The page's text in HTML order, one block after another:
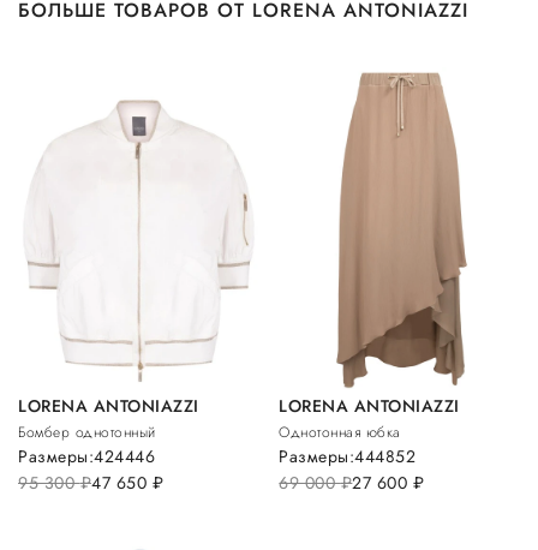
БОЛЬШЕ ТОВАРОВ ОТ LORENA ANTONIAZZI
LORENA ANTONIAZZI
Бомбер однотонный
95 300руб.47 650 руб.
Размеры:424446
LORENA ANTONIAZZI
Однотонная юбка
69 000руб.27 600 руб.
Размеры:444852